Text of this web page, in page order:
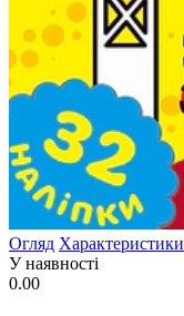
Огляд Характеристики
У наявності
0.00